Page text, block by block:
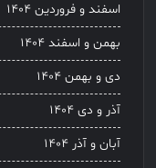
اسفند و فروردین ۱۴۰۴
بهمن و اسفند ۱۴۰۴
دی و بهمن ۱۴۰۴
آذر و دی ۱۴۰۴
آبان و آذر ۱۴۰۴